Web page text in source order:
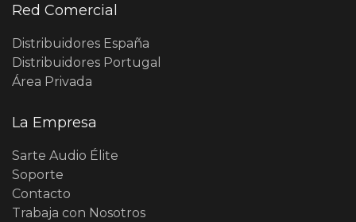
Red Comercial
Distribuidores España
Distribuidores Portugal
Área Privada
La Empresa
Sarte Audio Élite
Soporte
Contacto
Trabaja con Nosotros